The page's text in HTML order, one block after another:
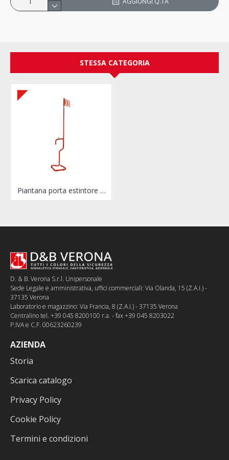
STESSA CATEGORIA
Piantana porta estintore universale completa di segnalatore a bandiera
D. & B. Verona S.r.l. Unipersonale
Sede Legale e amministrativa, uffici commerciali: Via Olanda, 15 (Z.A.I.) -
37135 Verona
Laboratorio e magazzino: Via Francia, 8 (Z.A.I.) - 37135 Verona
Centralino tel. +39 045 8200100 r.a. - fax +39 045 8203022
P.IVA e C.F. 00623260239
AZIENDA
Storia
Scarica catalogo
Privacy Policy
Cookie Policy
Termini e condizioni